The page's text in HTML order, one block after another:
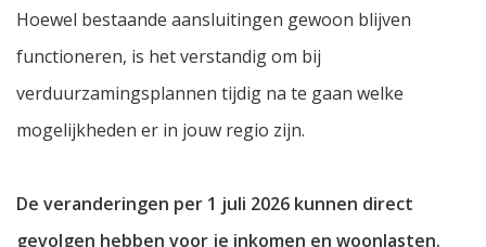
Hoewel bestaande aansluitingen gewoon blijven
functioneren, is het verstandig om bij
verduurzamingsplannen tijdig na te gaan welke
mogelijkheden er in jouw regio zijn.
De veranderingen per 1 juli 2026 kunnen direct
gevolgen hebben voor je inkomen en woonlasten.